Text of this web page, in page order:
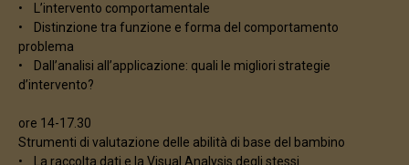
• L’intervento comportamentale
• Distinzione tra funzione e forma del comportamento
problema
• Dall’analisi all’applicazione: quali le migliori strategie
d’intervento?
ore 14-17.30
Strumenti di valutazione delle abilità di base del bambino
• La raccolta dati e la Visual Analysis degli stessi